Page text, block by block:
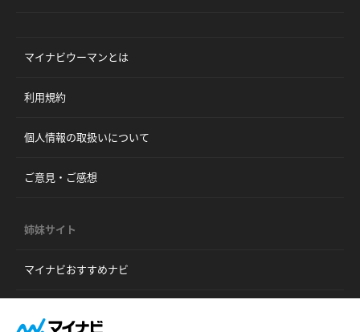
マイナビウーマンとは
利用規約
個人情報の取扱いについて
ご意見・ご感想
姉妹サイト
マイナビおすすめナビ